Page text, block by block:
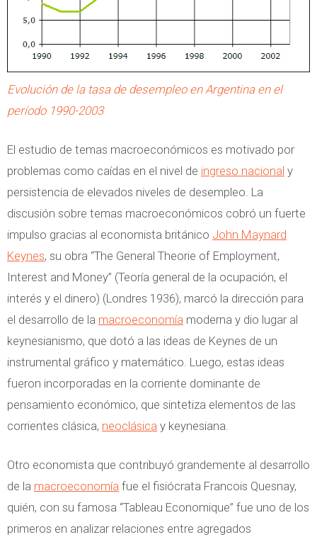
Evolución de la tasa de desempleo en Argentina en el
período 1990-2003
El estudio de temas macroeconómicos es motivado por
problemas como caídas en el nivel de ingreso nacional y
persistencia de elevados niveles de desempleo. La
discusión sobre temas macroeconómicos cobró un fuerte
impulso gracias al economista británico John Maynard
Keynes, su obra “The General Theorie of Employment,
Interest and Money” (Teoría general de la ocupación, el
interés y el dinero) (Londres 1936), marcó la dirección para
el desarrollo de la macroeconomía moderna y dio lugar al
keynesianismo, que dotó a las ideas de Keynes de un
instrumental gráfico y matemático. Luego, estas ideas
fueron incorporadas en la corriente dominante de
pensamiento económico, que sintetiza elementos de las
corrientes clásica, neoclásica y keynesiana.
Otro economista que contribuyó grandemente al desarrollo
de la macroeconomía fue el fisiócrata Francois Quesnay,
quién, con su famosa “Tableau Economique” fue uno de los
primeros en analizar relaciones entre agregados